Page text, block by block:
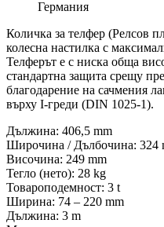
Германия
Количка за телфер (Релсов
колесна настилка с
Телферът е с ниска обща
стандартна защита срещу
благодарение на сачмения
върху I-греди (DIN 1025-1).
Дължина: 406,5 mm
Широчина / Дълбочина: 324
Височина: 249 mm
Тегло (нето): 28 kg
Товароподемност: 3 t
Ширина: 74 – 220 mm
Дължина: 3 m